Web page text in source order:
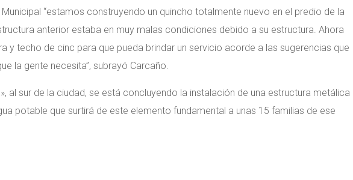
“estamos construyendo un quincho totalmente nuevo en el predio de la
anterior estaba en muy malas condiciones debido a su estructura. Ahora
y techo de cinc para que pueda brindar un servicio acorde a las sugerencias que
la gente necesita”, subrayó Carcaño.
al sur de la ciudad, se está concluyendo la instalación de una estructura metálica
potable que surtirá de este elemento fundamental a unas 15 familias de ese